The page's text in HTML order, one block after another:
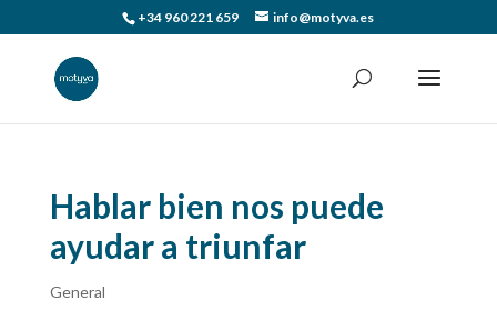
+34 960 221 659 info@motyva.es
Hablar bien nos puede
ayudar a triunfar
General